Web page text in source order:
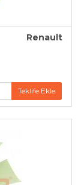
Renault
Teklife Ekle